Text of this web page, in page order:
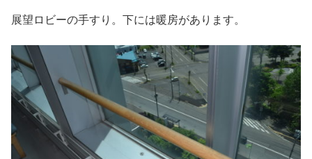
展望ロビーの手すり。下には暖房があります。